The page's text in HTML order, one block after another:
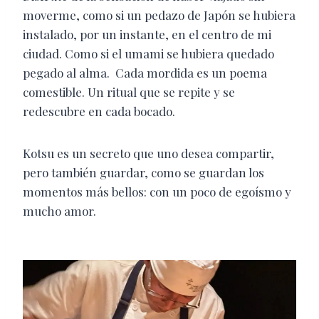
moverme, como si un pedazo de Japón se hubiera
instalado, por un instante, en el centro de mi
ciudad. Como si el umami se hubiera quedado
pegado al alma. Cada mordida es un poema
comestible. Un ritual que se repite y se
redescubre en cada bocado.
Kotsu es un secreto que uno desea compartir,
pero también guardar, como se guardan los
momentos más bellos: con un poco de egoísmo y
mucho amor.